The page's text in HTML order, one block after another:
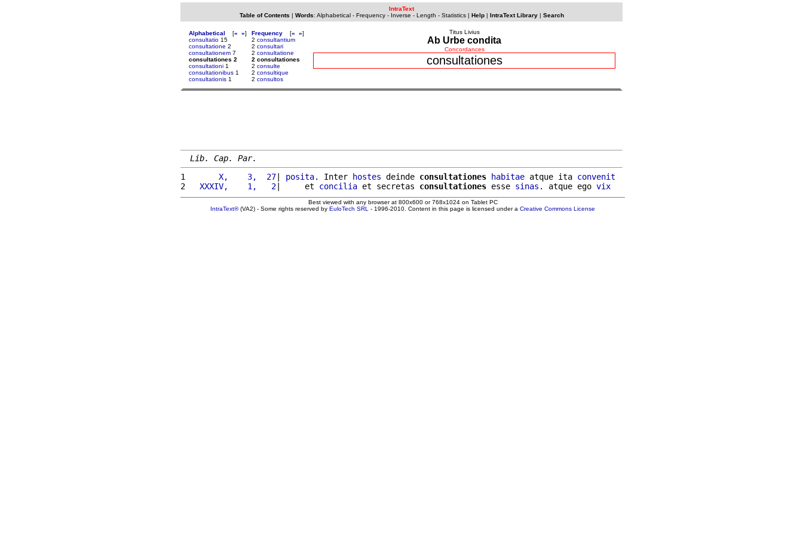
IntraText
Table of Contents | Words: Alphabetical- Frequency- Inverse - Length - Statistics| Help| IntraText Library| Search
Alphabetical [« »]
consultatio 15
consultatione 2
consultationem 7
consultationes 2
consultationi 1
consultationibus 1
consultationis 1
Frequency [« »]
2 consultantium
2 consultari
2 consultatione
2 consultationes
2 consulte
2 consultique
2 consultos
Titus Livius
Ab Urbe condita
Concordances
consultationes
Lib. Cap. Par.
1
      X,    3,  27
| posita. Inter hostes deinde consultationes habitae atque ita convenit
2
  XXXIV,    1,   2
|     et concilia et secretas consultationes esse sinas . atque ego vix
Best viewed with any browser at 800x600 or 768x1024 on Tablet PC
IntraText®(VA2) - Some rights reserved by EuloTech SRL - 1996-2010. Content in this page is licensed under a Creative Commons License